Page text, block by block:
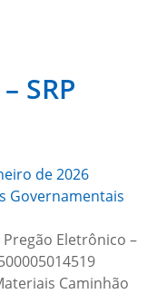
SRP
de 2026
Governamentais
Eletrônico –
Caminhão